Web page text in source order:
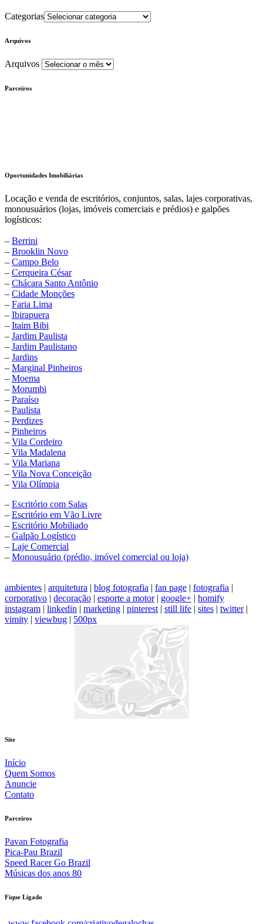
Categorias
Arquivos
Arquivos
Parceiros
Oportunidades Imobiliárias
Locação e venda de escritórios, conjuntos, salas, lajes corporativas,
monousuários (lojas, imóveis comerciais e prédios) e galpões
logísticos:
– Berrini
– Brooklin Novo
– Campo Belo
– Cerqueira César
– Chácara Santo Antônio
– Cidade Monções
– Faria Lima
– Ibirapuera
– Itaim Bibi
– Jardim Paulista
– Jardim Paulistano
– Jardins
– Marginal Pinheiros
– Moema
– Morumbi
– Paraíso
– Paulista
– Perdizes
– Pinheiros
– Vila Cordeiro
– Vila Madalena
– Vila Mariana
– Vila Nova Conceição
– Vila Olímpia
– Escritório com Salas
– Escritório em Vão Livre
– Escritório Mobiliado
– Galpão Logístico
– Laje Comercial
– Monousuário (prédio, imóvel comercial ou loja)
ambientes | arquitetura | blog fotografia | fan page | fotografia |
corporativo | decoração | esporte a motor| google+ | homify
instagram | linkedin | marketing | pinterest | still life | sites | twitter|
vimity | viewbug | 500px
Site
Início
Quem Somos
Anuncie
Contato
Parceiros
Pavan Fotografia
Pica-Pau Brazil
Speed Racer Go Brazil
Músicas dos anos 80
Fique Ligado